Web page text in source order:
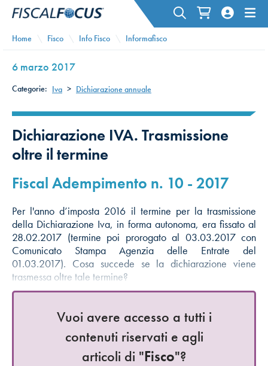
Home Fisco Info Fisco Informafisco
6 marzo 2017
Categorie: Iva > Dichiarazione annuale
Dichiarazione IVA. Trasmissione
oltre il termine
Fiscal Adempimento n. 10 - 2017
Per l'anno d’imposta 2016 il termine per la trasmissione
della Dichiarazione Iva, in forma autonoma, era fissato al
28.02.2017 (termine poi prorogato al 03.03.2017 con
Comunicato Stampa Agenzia delle Entrate del
01.03.2017). Cosa succede se la dichiarazione viene
trasmessa oltre tale termine?
Vuoi avere accesso a tutti i
contenuti riservati e agli
articoli di "Fisco"?